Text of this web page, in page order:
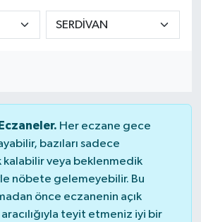
Her eczane gece
bazıları sadece
veya beklenmedik
nöbete gelemeyebilir. Bu
önce eczanenin açık
teyit etmeniz iyi bir